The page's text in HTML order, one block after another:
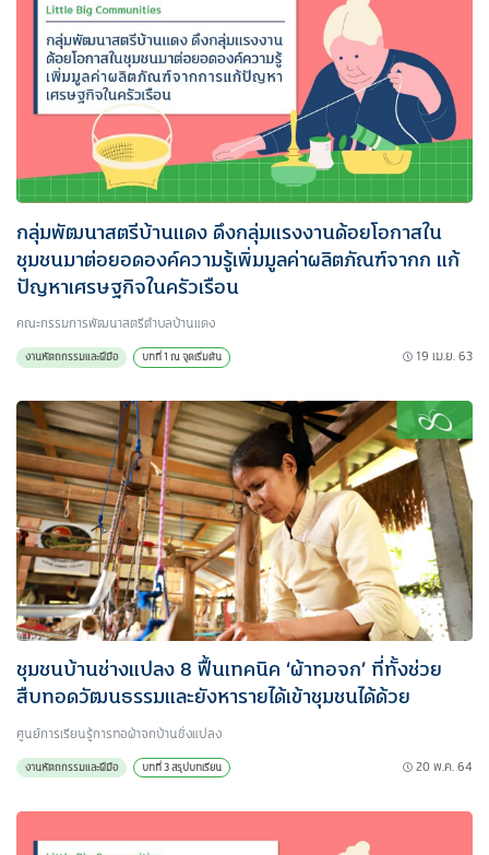
กลุ่มพัฒนาสตรีบ้านแดง ดึงกลุ่มแรงงานด้อยโอกาสใน
ชุมชนมาต่อยอดองค์ความรู้เพิ่มมูลค่าผลิตภัณฑ์จากก แก้
ปัญหาเศรษฐกิจในครัวเรือน
คณะกรรมการพัฒนาสตรีตำบลบ้านแดง
งานหัตถกรรมและฝีมือ บทที่ 1 ณ จุดเริ่มต้น 19 เม.ย. 63
ชุมชนบ้านช่างแปลง 8 ฟื้นเทคนิค ‘ผ้าทอจก’ ที่ทั้งช่วย
สืบทอดวัฒนธรรมและยังหารายได้เข้าชุมชนได้ด้วย
ศูนย์การเรียนรู้การทอผ้าจกบ้านชั่งแปลง
งานหัตถกรรมและฝีมือ บทที่ 3 สรุปบทเรียน 20 พ.ค. 64